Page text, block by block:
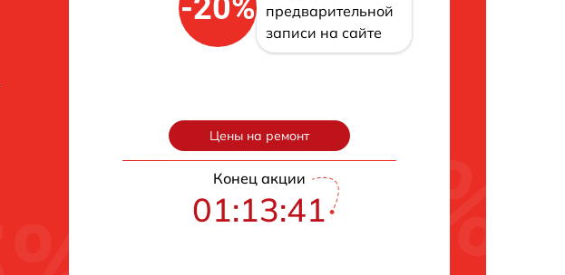
-20%
предварительной
записи на сайте
Цены на ремонт
Конец акции
01:13:40